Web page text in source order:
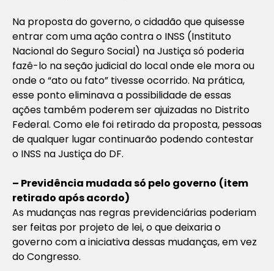
Na proposta do governo, o cidadão que quisesse
entrar com uma ação contra o INSS (Instituto
Nacional do Seguro Social) na Justiça só poderia
fazê-lo na seção judicial do local onde ele mora ou
onde o “ato ou fato” tivesse ocorrido. Na prática,
esse ponto eliminava a possibilidade de essas
ações também poderem ser ajuizadas no Distrito
Federal. Como ele foi retirado da proposta, pessoas
de qualquer lugar continuarão podendo contestar
o INSS na Justiça do DF.
– Previdência mudada só pelo governo (item
retirado após acordo)
As mudanças nas regras previdenciárias poderiam
ser feitas por projeto de lei, o que deixaria o
governo com a iniciativa dessas mudanças, em vez
do Congresso.